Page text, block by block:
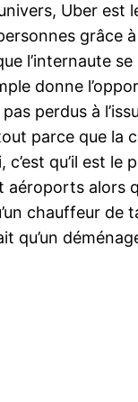
Uber est
grâce
l’internaute se
donne
perdus à
parce que la
qu’il est le
aéroports alors
chauffeur de